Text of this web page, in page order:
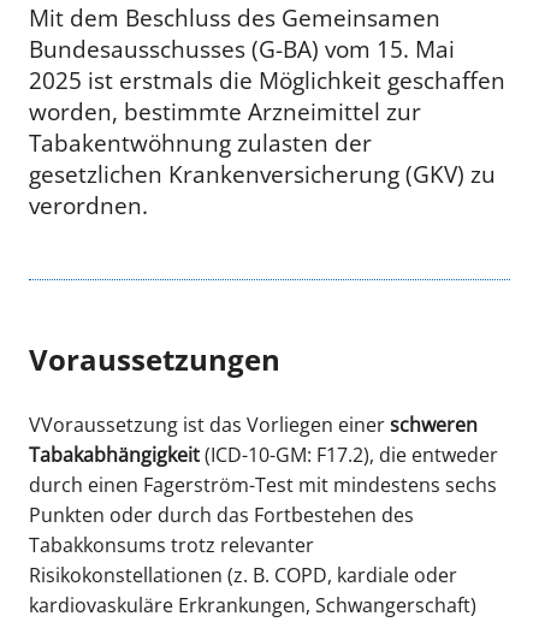
Mit dem Beschluss des Gemeinsamen
Bundesausschusses (G-BA) vom 15. Mai
2025 ist erstmals die Möglichkeit geschaffen
worden, bestimmte Arzneimittel zur
Tabakentwöhnung zulasten der
gesetzlichen Krankenversicherung (GKV) zu
verordnen.
Voraussetzungen
VVoraussetzung ist das Vorliegen einerschweren
Tabakabhängigkeit(ICD-10-GM: F17.2), die entweder
durch einen Fagerström-Test mit mindestens sechs
Punkten oder durch das Fortbestehen des
Tabakkonsums trotz relevanter
Risikokonstellationen (z. B. COPD, kardiale oder
kardiovaskuläre Erkrankungen, Schwangerschaft)